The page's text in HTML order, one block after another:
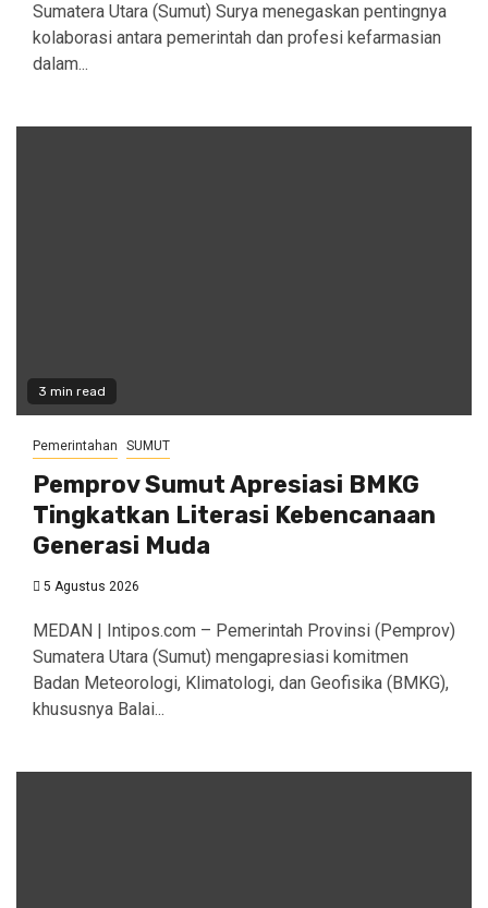
Sumatera Utara (Sumut) Surya menegaskan pentingnya
kolaborasi antara pemerintah dan profesi kefarmasian
dalam...
3 min read
Pemerintahan SUMUT
Pemprov Sumut Apresiasi BMKG
Tingkatkan Literasi Kebencanaan
Generasi Muda
5 Agustus 2026
MEDAN | Intipos.com – Pemerintah Provinsi (Pemprov)
Sumatera Utara (Sumut) mengapresiasi komitmen
Badan Meteorologi, Klimatologi, dan Geofisika (BMKG),
khususnya Balai...